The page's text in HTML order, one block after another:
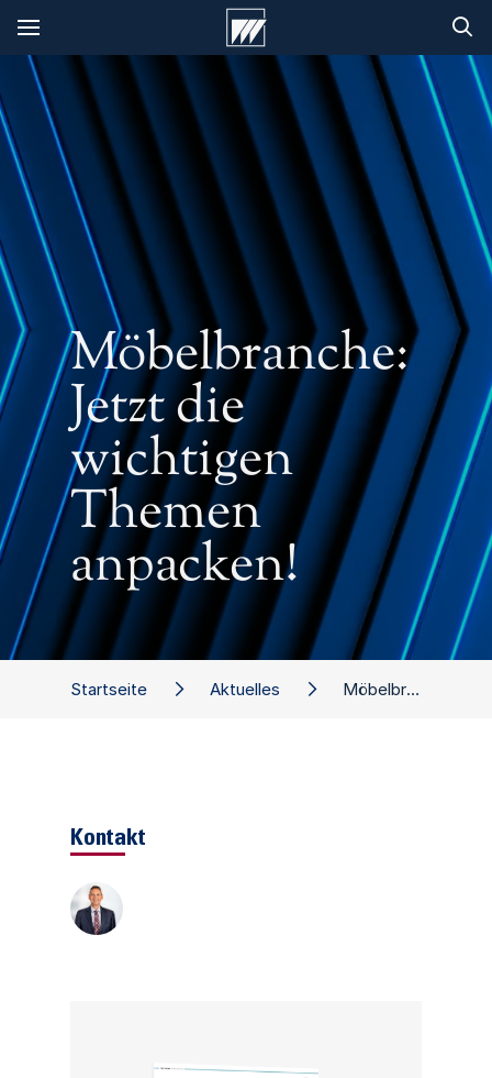
Startseite Aktuelles Möbelbranche: Jetzt die wichtigen Themen anpacken!
Kontakt
Möbelbranche:
Jetzt die
wichtigen
Themen
anpacken!